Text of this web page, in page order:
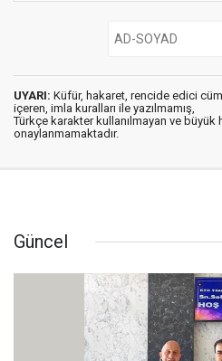
UYARI: Küfür, hakaret, rencide edici
içeren, imla kuralları ile yazılmamış,
Türkçe karakter kullanılmayan ve büyük
onaylanmamaktadır.
Güncel